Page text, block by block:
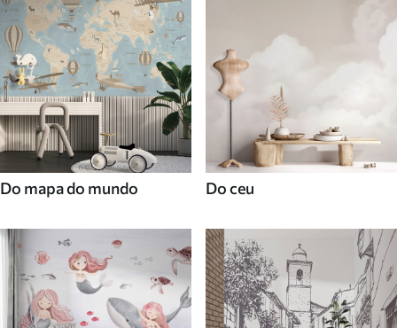
Do mapa do mundo Do ceu